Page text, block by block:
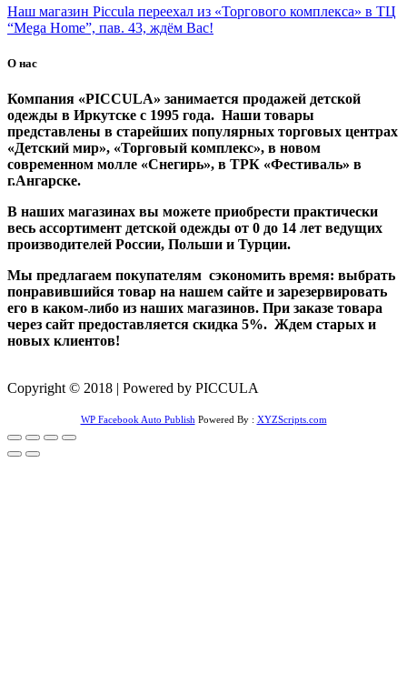
Наш магазин Piccula переехал из «Торгового комплекса» в ТЦ
“Mega Home”, пав. 43, ждём Вас!
О нас
Компания «PICCULA» занимается продажей детской
одежды в Иркутске с 1995 года. Наши товары
представлены в старейших популярных торговых центрах
«Детский мир», «Торговый комплекс», в новом
современном молле «Снегирь», в ТРК «Фестиваль» в
г.Ангарске.
В наших магазинах вы можете приобрести практически
весь ассортимент детской одежды от 0 до 14 лет ведущих
производителей России, Польши и Турции.
Мы предлагаем покупателям сэкономить время: выбрать
понравившийся товар на нашем сайте и зарезервировать
его в каком-либо из наших магазинов. При заказе товара
через сайт предоставляется скидка 5%. Ждем старых и
новых клиентов!
Copyright © 2018 | Powered by PICCULA
WP Facebook Auto Publish Powered By : XYZScripts.com